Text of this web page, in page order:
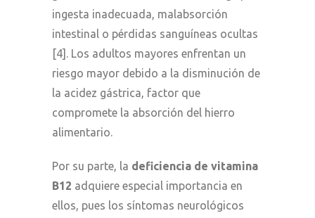
ingesta inadecuada, malabsorción
intestinal o pérdidas sanguíneas ocultas
[4]. Los adultos mayores enfrentan un
riesgo mayor debido a la disminución de
la acidez gástrica, factor que
compromete la absorción del hierro
alimentario.
Por su parte, la deficiencia de vitamina
B12 adquiere especial importancia en
ellos, pues los síntomas neurológicos